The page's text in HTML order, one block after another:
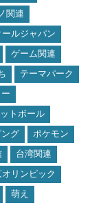
関連
ールジャパン
ゲーム関連
テーマパーク
トボール
グ
ポケモン
台湾関連
リンピック
萌え